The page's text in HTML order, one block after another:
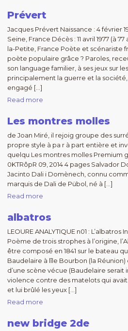
Prévert
Jacques Prévert Naissance : 4 février
Seine, France Décès : 11 avril 1977 (à
la-Petite, France Poète et scénariste
poète populaire grâce ? Paroles,
son language familier, à ses jeux sur
principalement la guerre et la
engagé […]
Read more
Les montres molles
de Joan Miré, il rejoig groupe des
propre style à pa r à part entière et
quelqu Les montres molles Premium
0KTRôpR 09, 2014 4 pages Salvador
Jacinto Dali i Domènech, connu
marquis de Dali de Pübol, né à […]
Read more
albatros
LEOURE ANALYTIQUE n01 : L’albatros
Poème de trois strophes à l’origine,
être composé en 1841 sur le bateau
Baudelaire à lîle Bourbon (la Réunion)
d’une scène vécue (Baudelaire serait
violence contre des matelots qui
et lui brûlé les yeux […]
Read more
new bridge 2de